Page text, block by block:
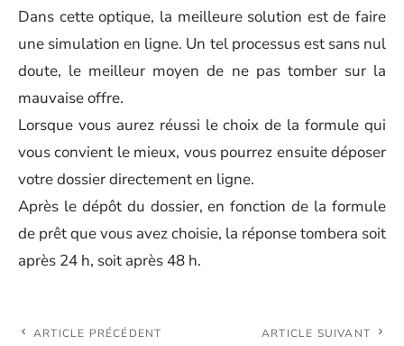
Dans cette optique, la meilleure solution est de faire
une simulation en ligne. Un tel processus est sans nul
doute, le meilleur moyen de ne pas tomber sur la
mauvaise offre.
Lorsque vous aurez réussi le choix de la formule qui
vous convient le mieux, vous pourrez ensuite déposer
votre dossier directement en ligne.
Après le dépôt du dossier, en fonction de la formule
de prêt que vous avez choisie, la réponse tombera soit
après 24 h, soit après 48 h.
ARTICLE PRÉCÉDENT ARTICLE SUIVANT